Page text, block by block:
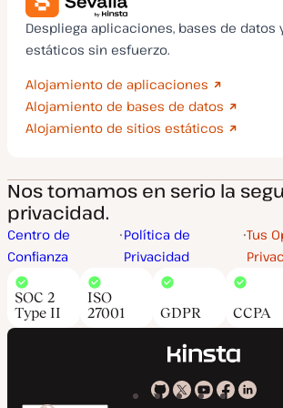
Despliega aplicaciones, bases de datos
estáticos sin esfuerzo.
Alojamiento de aplicaciones
Alojamiento de bases de datos
Alojamiento de sitios estáticos
Nos tomamos en serio la
privacidad.
Centro de
Confianza
Política de
Privacidad
Tus
SOC 2
Type II
ISO
27001
GDPR CCPA
KinstaKinstaKinsta
KinstaKinsta